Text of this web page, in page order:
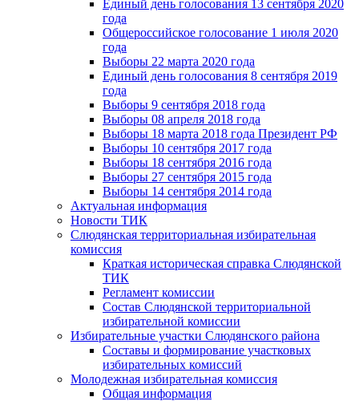
Единый день голосования 13 сентября 2020
года
Общероссийское голосование 1 июля 2020
года
Выборы 22 марта 2020 года
Единый день голосования 8 сентября 2019
года
Выборы 9 сентября 2018 года
Выборы 08 апреля 2018 года
Выборы 18 марта 2018 года Президент РФ
Выборы 10 сентября 2017 года
Выборы 18 сентября 2016 года
Выборы 27 сентября 2015 года
Выборы 14 сентября 2014 года
Актуальная информация
Новости ТИК
Слюдянская территориальная избирательная
комиссия
Краткая историческая справка Слюдянской
ТИК
Регламент комиссии
Состав Слюдянской территориальной
избирательной комиссии
Избирательные участки Слюдянского района
Составы и формирование участковых
избирательных комиссий
Молодежная избирательная комиссия
Общая информация